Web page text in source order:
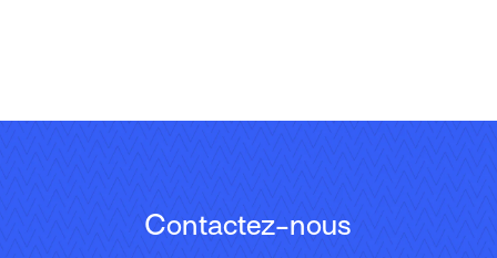
Contactez-nous